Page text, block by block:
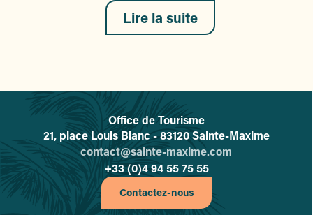
Lire la suite
L'office de tourisme de Sainte-
Office de Tourisme
21, place Louis Blanc - 83120 Sainte-Maxime
contact@sainte-maxime.com
+33 (0)4 94 55 75 55
Contactez-nous